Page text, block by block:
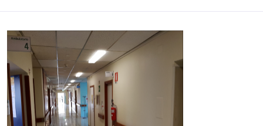
Descrizione